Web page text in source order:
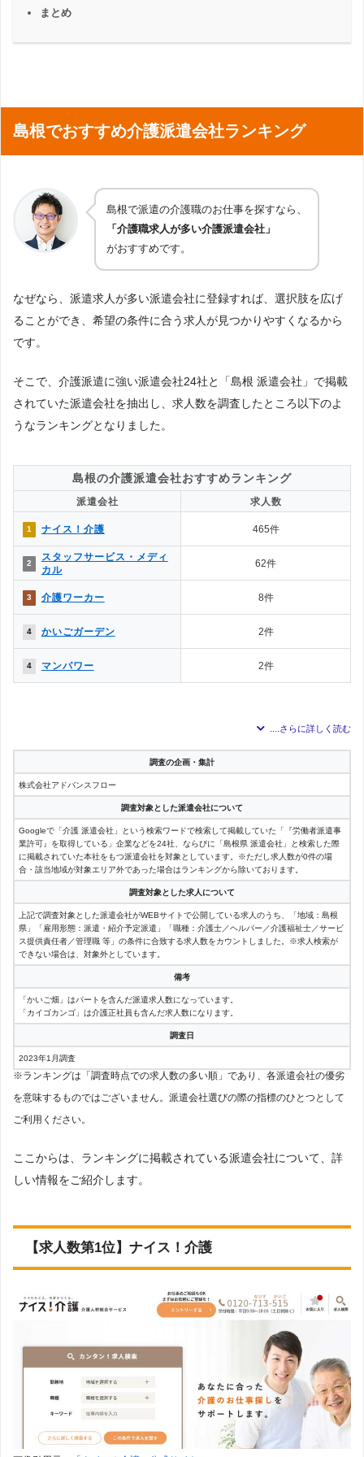
まとめ
島根でおすすめ介護派遣会社ランキング
島根で派遣の介護職のお仕事を探すなら、
「介護職求人が多い介護派遣会社」
がおすすめです。
なぜなら、派遣求人が多い派遣会社に登録すれば、選択肢を広げ
ることができ、希望の条件に合う求人が見つかりやすくなるから
です。
そこで、介護派遣に強い派遣会社24社と「島根 派遣会社」で掲載
されていた派遣会社を抽出し、求人数を調査したところ以下のよ
うなランキングとなりました。
島根の介護派遣会社おすすめランキング
派遣会社 求人数
1 ナイス！介護 465件
2
スタッフサービス・メディ
カル
62件
3 介護ワーカー 8件
4 かいごガーデン 2件
4 マンパワー 2件
調査の企画・集計
株式会社アドバンスフロー
調査対象とした派遣会社について
Googleで「介護 派遣会社」という検索ワードで検索して掲載していた「『労働者派遣事
業許可』を取得している」企業などを24社、ならびに「島根県 派遣会社」と検索した際
に掲載されていた本社をもつ派遣会社を対象としています。※ただし求人数が0件の場
合・該当地域が対象エリア外であった場合はランキングから除いております。
調査対象とした求人について
上記で調査対象とした派遣会社がWEBサイトで公開している求人のうち、「地域：島根
県」「雇用形態：派遣・紹介予定派遣」「職種：介護士／ヘルパー／介護福祉士／サービ
ス提供責任者／管理職 等」の条件に合致する求人数をカウントしました。※求人検索が
できない場合は、対象外としています。
備考
「かいご畑」はパートを含んだ派遣求人数になっています。
「カイゴカンゴ」は介護正社員も含んだ求人数になります。
調査日
2023年1月調査
※ランキングは「調査時点での求人数の多い順」であり、各派遣会社の優劣
を意味するものではございません。派遣会社選びの際の指標のひとつとして
ご利用ください。
ここからは、ランキングに掲載されている派遣会社について、詳
しい情報をご紹介します。
【求人数第1位】ナイス！介護